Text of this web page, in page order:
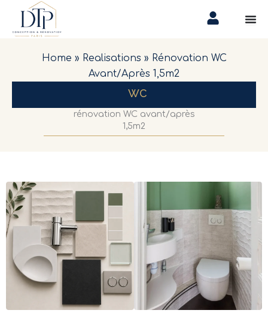
contenu
Home » Realisations » Rénovation WC
Avant/après 1,5m2
WC
rénovation WC avant/après
1,5m2